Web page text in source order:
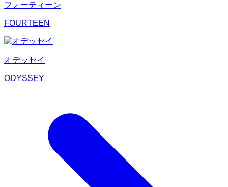
フォーティーン
FOURTEEN
オデッセイ
ODYSSEY